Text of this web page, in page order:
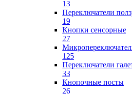
13
Переключатели
19
Кнопки сенсорные
27
125
Переключатели
33
Кнопочные посты
26